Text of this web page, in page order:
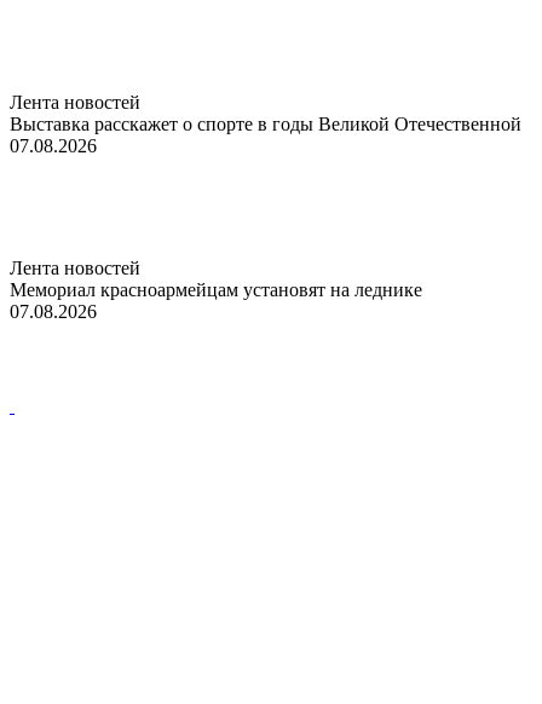
Лента новостей
Выставка расскажет о спорте в годы Великой Отечественной
07.08.2026
Лента новостей
Мемориал красноармейцам установят на леднике
07.08.2026